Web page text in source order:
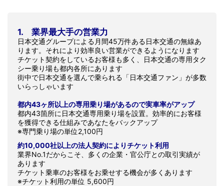
1. 業界最大手の営業力
日本交通グループによる月間45万件ある日本交通の無線あ
ります。それにより効率良い営業ができるようになります
チケット契約をしているお客様も多く、日本交通の専用タク
シー乗り場も都内各所にあります
街中で日本交通を選んで乗られる「日本交通ファン」が多数
いらっしゃいます
都内43ヶ所以上の専用乗り場があるので実車率がアップ
都内43箇所に日本交通専用乗り場を設置。効率的にお客様
を獲得できる仕組みであなたをバックアップ
※専門乗り場の単位2,100円
約10,000社以上の法人契約によりチケット利用
業界No.1だからこそ、多くの企業・官公庁との取引実績が
あります
チケット乗車のお客様をお乗せする機会が多くあります
※チケット利用の単位 5,600円